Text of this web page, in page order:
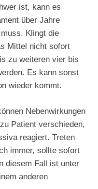
ist, kann es
über Jahre
Klingt die
Mittel nicht sofort
zu weiteren vier bis
Es kann sonst
wieder kommt.
Nebenwirkungen
Patient verschieden,
reagiert. Treten
immer, sollte sofort
diesem Fall ist unter
anderen